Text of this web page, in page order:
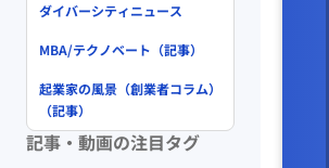
ダイバーシティニュース
MBA/テクノベート（記事）
起業家の風景（創業者コラム）
（記事）
記事・動画の注目タグ